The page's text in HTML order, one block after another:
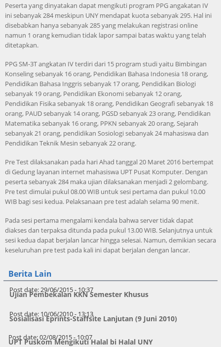
Peserta yang dinyatakan dapat mengikuti program PPG angakatan IV
ini sebanyak 284 meskipun UNY mendapat kuota sebanyak 295. Hal ini
disebabkan hanya sebanyak 285 yang melakukan registrasi online
namun 1 orang kemudian tidak lapor sampai batas waktu yang telah
ditetapkan.
PPG SM-3T angkatan IV terdiri dari 15 program studi yaitu Bimbingan
Konseling sebanyak 16 orang, Pendidikan Bahasa Indonesia 18 orang,
Pendidikan Bahasa Inggris sebanyak 17 orang, Pendidikan Biologi
sebanyak 19 orang, Pendidikan Ekonomi sebanyak 12 orang,
Pendidikan Fisika sebanyak 18 orang, Pendidikan Geografi sebanyak 18
orang, PAUD sebanyak 14 orang, PGSD sebanyak 23 orang, Pendidikan
Matematika sebanyak 16 orang, PPKN sebanyak 20 orang, Sejarah
sebanyak 21 orang, pendidikan Sosiologi sebanyak 24 mahasiswa dan
Pendidikan Teknik Mesin sebanyak 22 orang.
Pre Test dilaksanakan pada hari Ahad tanggal 20 Maret 2016 bertempat
di Gedung layanan internet mahasiswa UPT Pusat Komputer. Dengan
peserta sebanyak 284 maka ujian dilaksanakan menjadi 2 gelombang.
Pre test dimulai pukul 08.00 WIB untuk sesi pertama dan pukul 10.00
WIB bagi sesi kedua. Pelaksanaan pre test adalah selama 90 menit.
Pada sesi pertama mengalami kendala bahwa server tidak dapat
diakses dan terpaksa ditunda pada pukul 13.00 WIB. Selanjutnya untuk
sesi kedua dapat berjalan lancar hingga selesai. Namun, demikian secara
keseluruhan pre test pada kali ini dapat berjalan dengan lancar.
Berita Lain
Post date:29/06/2015 - 10:37
Ujian Pembekalan KKN Semester Khusus
Post date: 10/06/2010 - 13:13
Sosialisasi Eprints-Staffsite Lanjutan (9 Juni 2010)
Post date:02/08/2015 - 10:07
UPT Puskom Mengikuti Halal bi Halal UNY